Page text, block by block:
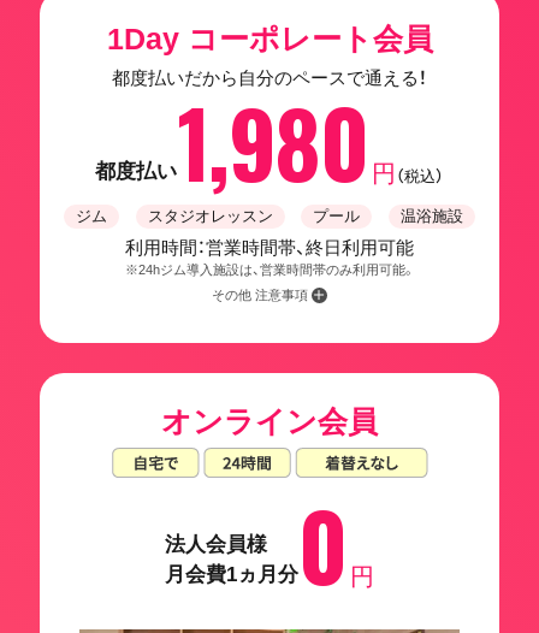
1Day コーポレート会員
都度払いだから自分のペースで通える！
都度払い1,980 円 （税込）
ジム スタジオレッスン プール 温浴施設
利用時間：営業時間帯、終日利用可能
※24hジム導入施設は、営業時間帯のみ利用可能。
その他 注意事項
オンライン会員
法人会員様
月会費1ヵ月分0 円